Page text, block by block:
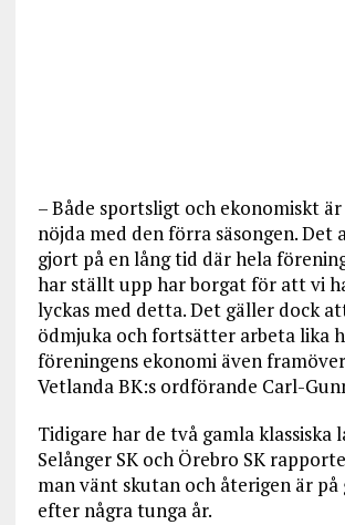
– Både sportsligt och ekonomiskt
nöjda med den förra säsongen. Det
gjort på en lång tid där hela
har ställt upp har borgat för att vi
lyckas med detta. Det gäller dock
ödmjuka och fortsätter arbeta lika
föreningens ekonomi även
Vetlanda BK:s ordförande Carl-
Tidigare har de två gamla klassiska
Selånger SK och Örebro SK
man vänt skutan och återigen är
efter några tunga år.